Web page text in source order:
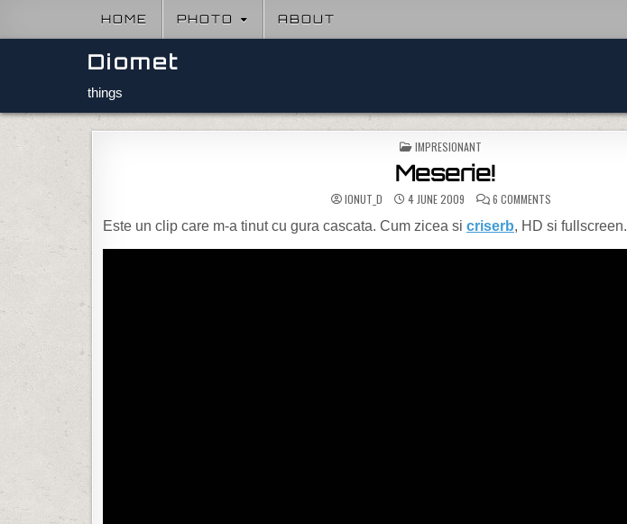
HOME PHOTO ABOUT
Diomet
things
POSTED IN
IMPRESIONANT
Meserie!
IONUT_D 4 JUNE 2009 6 COMMENTSON MESERIE!
Este un clip care m-a tinut cu gura cascata. Cum zicea si criserb, HD si fullscreen.